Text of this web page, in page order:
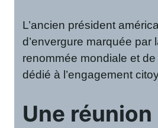
L’ancien président
d’envergure marquée
renommée mondiale et
dédié à l’engagement
Une